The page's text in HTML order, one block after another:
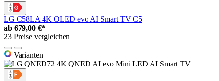
LG C58LA 4K OLED evo AI Smart TV C5
ab 679,00 €*
23 Preise vergleichen
Varianten